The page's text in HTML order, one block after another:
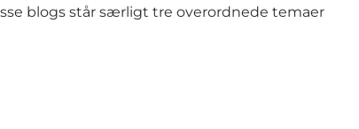
blogs står særligt tre overordnede temaer